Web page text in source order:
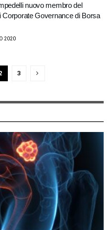
nuovo membro del
Corporate Governance di Borsa
2020
3